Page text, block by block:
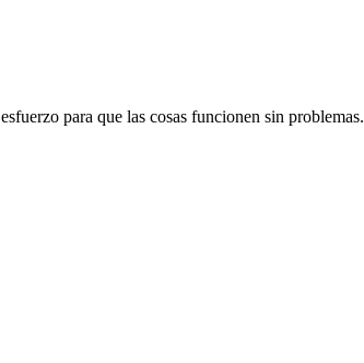
para que las cosas funcionen sin problemas.